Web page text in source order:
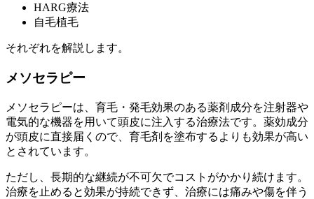
HARG療法
自毛植毛
それぞれを解説します。
メソセラピー
メソセラピーは、育毛・発毛効果のある薬剤成分を注射器や
電気的な機器を用いて頭皮に注入する治療法です。薬効成分
が頭皮に直接届くので、育毛剤を塗布するよりも効果が高い
とされています。
ただし、長期的な継続が不可欠でコストがかかり続けます。
治療を止めると効果が持続できず、治療には痛みや傷を伴う